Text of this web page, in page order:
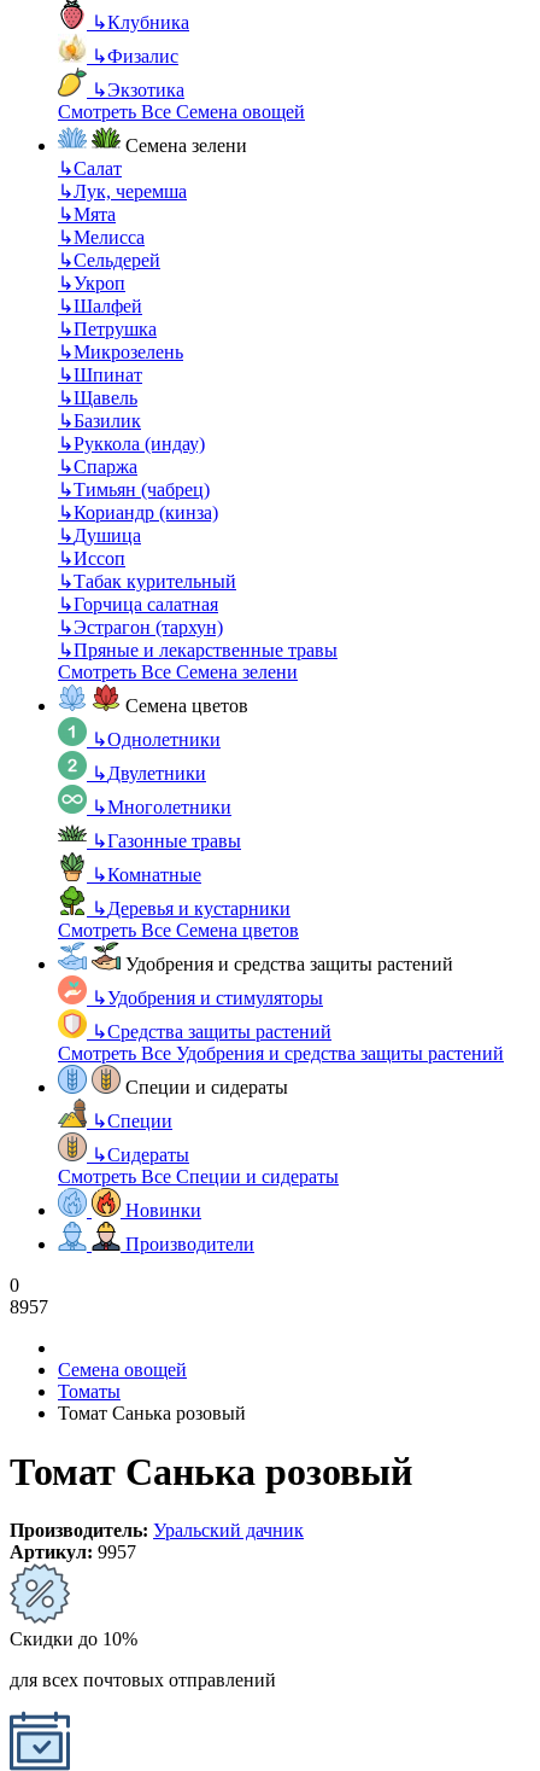
↳Клубника
↳Физалис
↳Экзотика
Смотреть Все Семена овощей
Семена зелени
↳Салат
↳Лук, черемша
↳Мята
↳Мелисса
↳Сельдерей
↳Укроп
↳Шалфей
↳Петрушка
↳Микрозелень
↳Шпинат
↳Щавель
↳Базилик
↳Руккола (индау)
↳Спаржа
↳Тимьян (чабрец)
↳Кориандр (кинза)
↳Душица
↳Иссоп
↳Табак курительный
↳Горчица салатная
↳Эстрагон (тархун)
↳Пряные и лекарственные травы
Смотреть Все Семена зелени
Семена цветов
↳Однолетники
↳Двулетники
↳Многолетники
↳Газонные травы
↳Комнатные
↳Деревья и кустарники
Смотреть Все Семена цветов
Удобрения и средства защиты растений
↳Удобрения и стимуляторы
↳Средства защиты растений
Смотреть Все Удобрения и средства защиты растений
Специи и сидераты
↳Специи
↳Сидераты
Смотреть Все Специи и сидераты
Новинки
Производители
0
8957
Семена овощей
Томаты
Томат Санька розовый
Томат Санька розовый
Производитель: Уральский дачник
Артикул: 9957
Скидки до 10%
для всех почтовых отправлений